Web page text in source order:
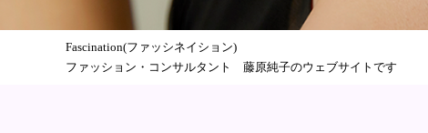
Fascination(ファッシネイション)
ファッション・コンサルタント 藤原純子のウェブサイトです